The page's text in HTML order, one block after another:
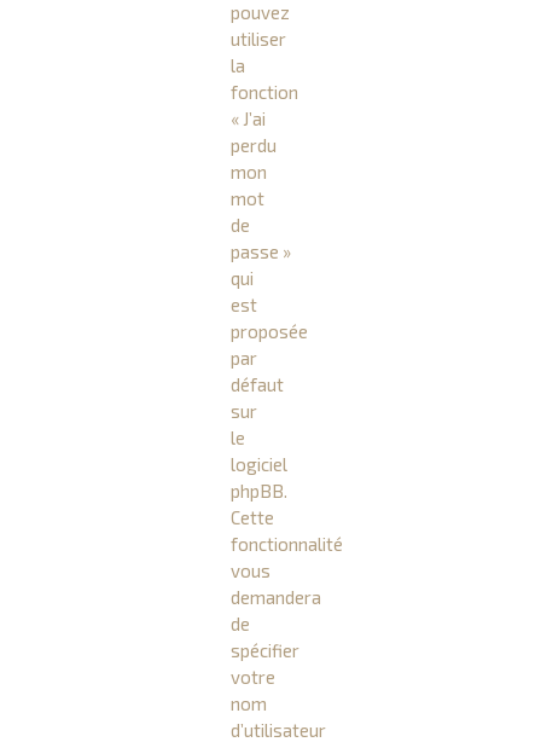
pouvez
utiliser
la
fonction
« J’ai
perdu
mon
mot
de
passe »
qui
est
proposée
par
défaut
sur
le
logiciel
phpBB.
Cette
fonctionnalité
vous
demandera
de
spécifier
votre
nom
d’utilisateur